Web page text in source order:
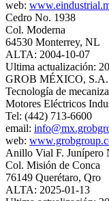
web:
Cedro No. 1938
Col. Moderna
64530 Monterrey, NL
ALTA: 2004-10-07
Ultima actualización:
GROB MÉXICO,
Tecnología de
Motores Eléctricos
Tel: (442) 713-6600
email:
web:
Anillo Vial F. Junípero
Col. Misión de Conca
76149 Querétaro, Qro
ALTA: 2025-01-13